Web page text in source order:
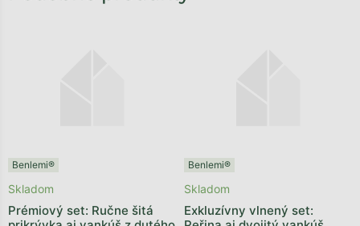
Benlemi®
Prémiový set: Ručne šitá
Skladom
Benlemi®
Exkluzívny vlnený set:
Skladom